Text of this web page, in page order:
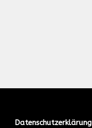
Datenschutzerklärung